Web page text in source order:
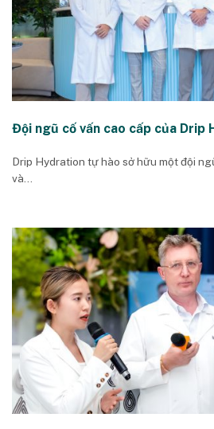
Đội ngũ cố vấn cao cấp của Drip
Drip Hydration tự hào sở hữu một đội
và...